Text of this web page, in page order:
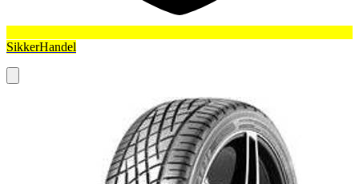
SikkerHandel